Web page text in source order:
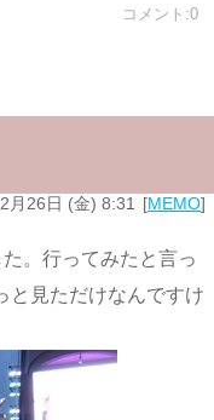
コメント:0
月26日 (金) 8:31 MEMO
。行ってみたと言っ
と見ただけなんですけ